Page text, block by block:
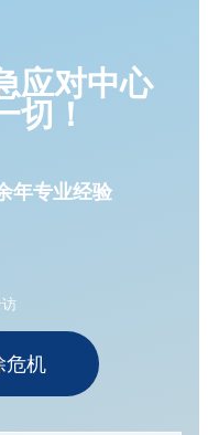
应对中心
切！
年专业经验
危机